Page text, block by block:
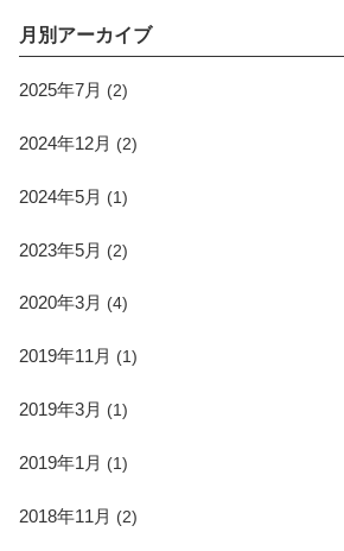
月別アーカイブ
2025年7月 (2)
2024年12月 (2)
2024年5月 (1)
2023年5月 (2)
2020年3月 (4)
2019年11月 (1)
2019年3月 (1)
2019年1月 (1)
2018年11月 (2)